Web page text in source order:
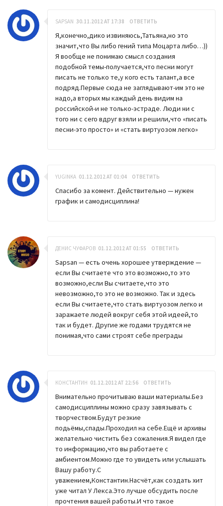
SAPSAN 30.11.2012 AT 17:38 ОТВЕТИТЬ
Я,конечно,дико извиняюсь,Татьяна,но это
значит,что Вы либо гений типа Моцарта либо…))
Я вообще не понимаю смысл создания
подобной темы-получается,что песни могут
писать не только те,у кого есть талант,а все
подряд.Первые сюда не заглядывают-им это не
надо,а вторых мы каждый день видим на
российской-и не только-эстраде. Люди ни с
того ни с сего вдруг взяли и решили,что «писать
песни-это просто» и «стать виртуозом легко»
YUGINKA 01.12.2012 AT 01:04 ОТВЕТИТЬ
Спасибо за комент. Действительно — нужен
график и самодисциплина!
ДЕНИС ЧУФАРОВ 01.12.2012 AT 01:55 ОТВЕТИТЬ
Sapsan — есть очень хорошее утверждение —
если Вы считаете что это возможно,то это
возможно,если Вы считаете,что это
невозможно,то это не возможно. Так и здесь
если Вы считаете,что стать виртуозом легко и
заражаете людей вокруг себя этой идеей,то
так и будет. Другие же годами трудятся не
понимая,что сами строят себе преграды
КОНСТАНТИН 01.12.2012 AT 22:56 ОТВЕТИТЬ
Внимательно прочитываю ваши материалы.Без
самодисциплины можно сразу завязывать с
творчеством.Будут резкие
подьёмы,спады.Проходил на себе.Ещё и архивы
желательно чистить без сожаления.Я видел где
то информацию,что вы работаете с
амбиентом.Можно где то увидеть или услышать
Вашу работу.С
уважением,Константин.Насчёт,как создать хит
уже читал У Лекса.Это лучше обсудить после
прочтения вашей работы.И что такое